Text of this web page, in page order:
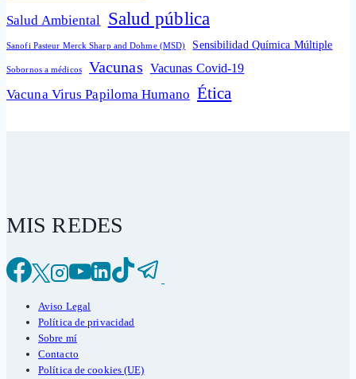
Salud Ambiental Salud pública
Sanofi Pasteur Merck Sharp and Dohme (MSD) Sensibilidad Química Múltiple
Sobornos a médicos Vacunas Vacunas Covid-19
Vacuna Virus Papiloma Humano Ética
MIS REDES
Aviso Legal
Política de privacidad
Sobre mí
Contacto
Política de cookies (UE)